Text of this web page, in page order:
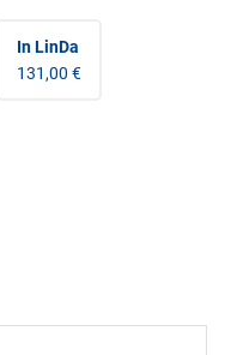
In LinDa
131,00 €